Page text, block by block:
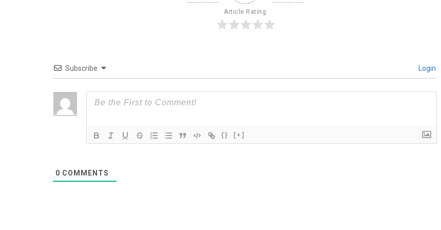
Article Rating
Subscribe Login
{} [+]
0 COMMENTS